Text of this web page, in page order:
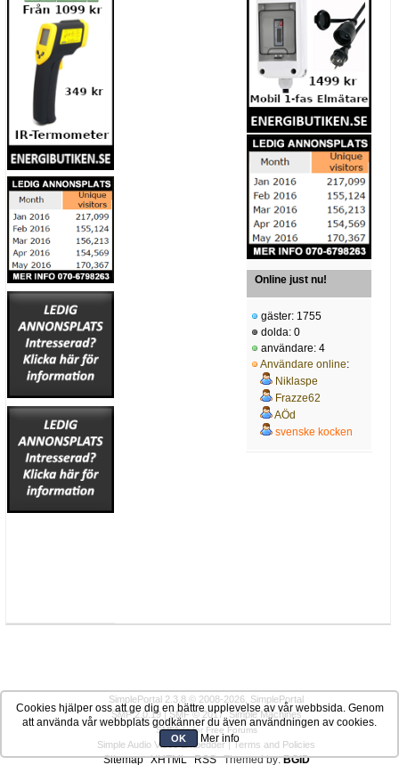
Online just nu!
gäster: 1755
dolda: 0
användare: 4
Användare online:
Niklaspe
Frazze62
AÖd
svenske kocken
SimplePortal 2.3.8 © 2008-2026, SimplePortal
SMF 2.0.19|SMF © 2017,Simple Machines
SMFAdsfor Free Forums
Simple Audio Video Embedder|Terms and Policies
Sitemap XHTML RSS Themed by:BGID
Cookies hjälper oss att ge dig en bättre upplevelse av vår webbsida. Genom
att använda vår webbplats godkänner du även användningen av cookies.
OK Mer info